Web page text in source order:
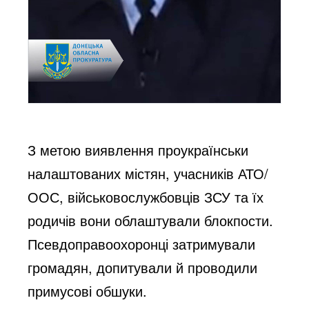
З метою виявлення проукраїнськи
налаштованих містян, учасників АТО/
ООС, військовослужбовців ЗСУ та їх
родичів вони облаштували блокпости.
Псевдоправоохоронці затримували
громадян, допитували й проводили
примусові обшуки.